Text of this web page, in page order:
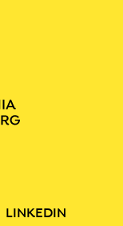
LINKEDIN